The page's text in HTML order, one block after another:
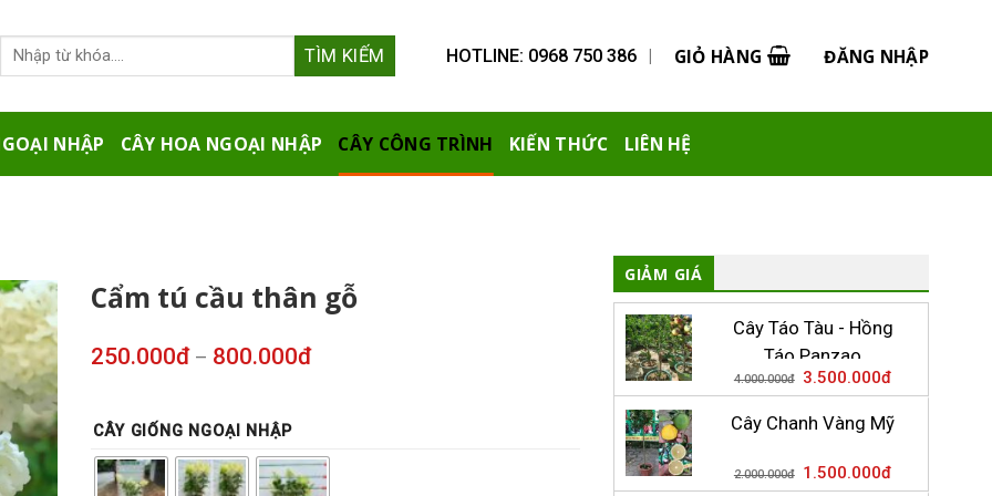
HOTLINE: 0968 750 386 | GIỎ HÀNG ĐĂNG NHẬP
NHẬP CÂY HOA NGOẠI NHẬP CÂY CÔNG TRÌNH KIẾN THỨC LIÊN HỆ
Cẩm tú cầu thân gỗ
250.000đ– 800.000đ
CÂY GIỐNG NGOẠI NHẬP
GIẢM GIÁ
Cây Táo Tàu - Hồng
Táo Panzao
4.000.000đ 3.500.000đ
Cây Chanh Vàng Mỹ
2.000.000đ 1.500.000đ